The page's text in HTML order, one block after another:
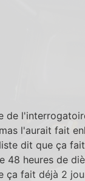
de
l'aurait fait
dit que ça
48 heures de
ça fait déjà 2